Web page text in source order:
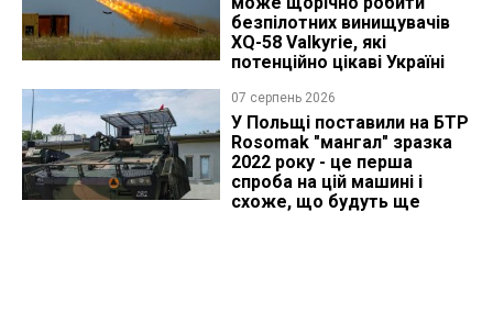
безпілотних винищувачів
XQ-58 Valkyrie, які
потенційно цікаві Україні
07 серпень 2026
У Польщі поставили на БТР
Rosomak "мангал" зразка
2022 року - це перша
спроба на цій машині і
схоже, що будуть ще